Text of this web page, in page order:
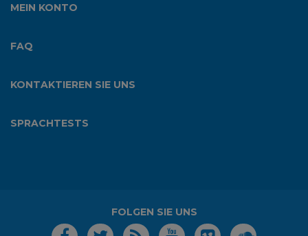
MEIN KONTO
FAQ
KONTAKTIEREN SIE UNS
SPRACHTESTS
FOLGEN SIE UNS